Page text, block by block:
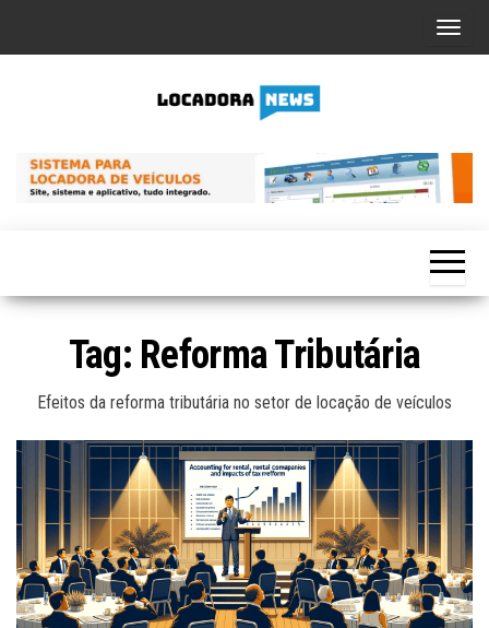
A
r
n
r
n
a
g
Locadora
News
sobre
locadoras
Tag: Reforma Tributária
Efeitos da reforma tributária no setor de locação de veículos